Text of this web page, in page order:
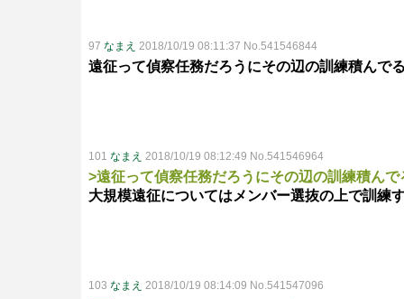
97 なまえ 2018/10/19 08:11:37 No.541546844
遠征って偵察任務だろうにその辺の訓練積んで
101 なまえ 2018/10/19 08:12:49 No.541546964
>遠征って偵察任務だろうにその辺の訓練積んで
大規模遠征についてはメンバー選抜の上で訓練
103 なまえ 2018/10/19 08:14:09 No.541547096